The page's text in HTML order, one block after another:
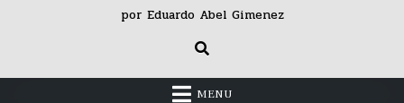
por Eduardo Abel Gimenez
MENU